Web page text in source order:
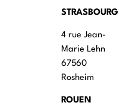
STRASBOURG
4 rue Jean-
Marie Lehn
67560
Rosheim
ROUEN